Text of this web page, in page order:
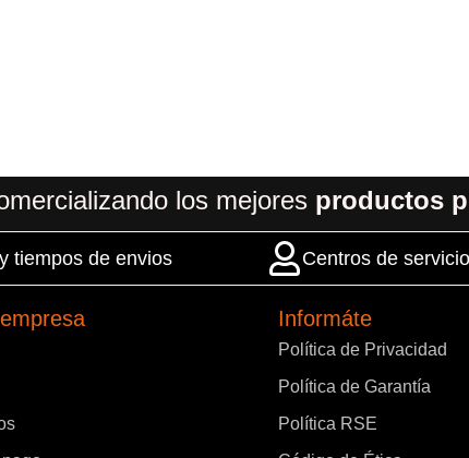
los mejores productos
tiempos de envios Centros de
Informáte
Política de Privacidad
Política de Garantía
Política RSE